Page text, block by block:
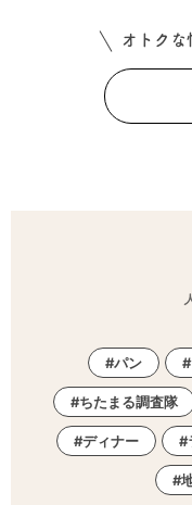
オトクな
パン
ちたまる調査隊
ディナー